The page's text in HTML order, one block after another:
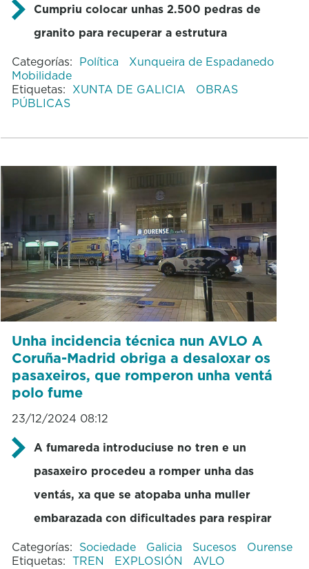
Cumpriu colocar unhas 2.500 pedras de
granito para recuperar a estrutura
Categorías: Política
Xunqueira de Espadanedo
Mobilidade
Etiquetas: XUNTA DE GALICIA
OBRAS
PÚBLICAS
Unha incidencia técnica nun AVLO A
Coruña-Madrid obriga a desaloxar os
pasaxeiros, que romperon unha ventá
polo fume
23/12/2024 08:12
A fumareda introduciuse no tren e un
pasaxeiro procedeu a romper unha das
ventás, xa que se atopaba unha muller
embarazada con dificultades para respirar
Categorías: Sociedade Galicia Sucesos
Ourense
Etiquetas: TREN EXPLOSIÓN AVLO